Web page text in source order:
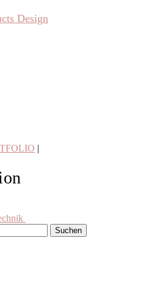
Design
|
Lettering,
Produktdesign